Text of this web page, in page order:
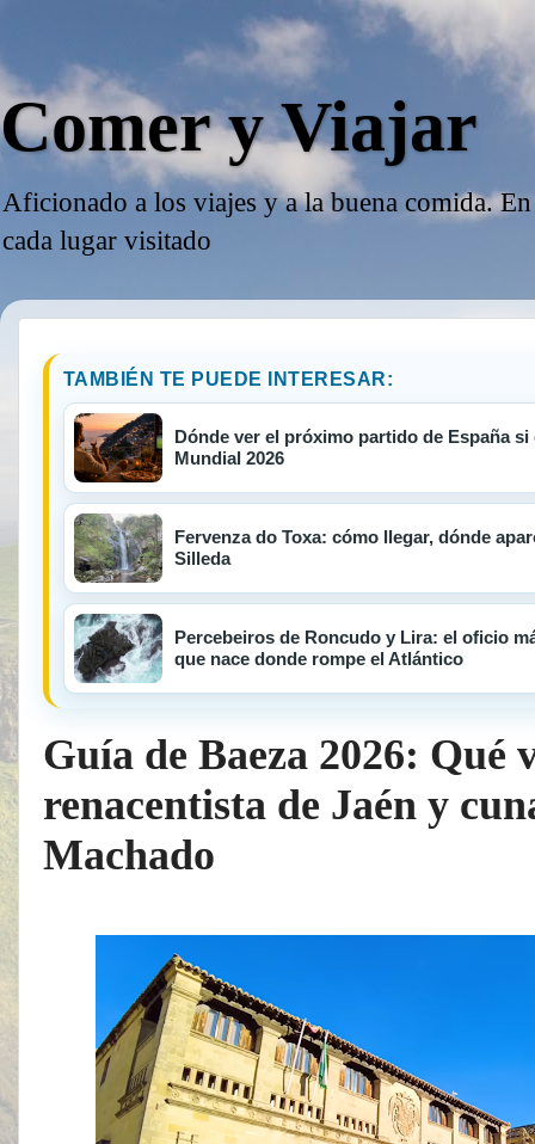
Comer y Viajar
Aficionado a los viajes y a la buena comida.
cada lugar visitado
TAMBIÉN TE PUEDE INTERESAR:
Dónde ver el próximo partido de España
Mundial 2026
Fervenza do Toxa: cómo llegar, dónde
Silleda
Percebeiros de Roncudo y Lira: el oficio
que nace donde rompe el Atlántico
Guía de Baeza 2026: Qué
renacentista de Jaén y
Machado